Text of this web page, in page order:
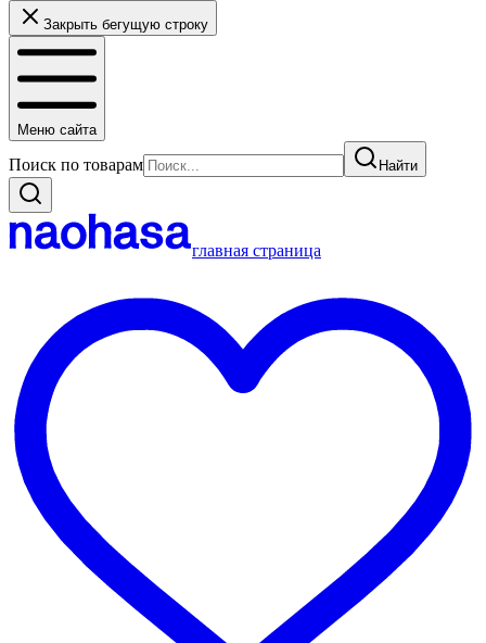
Закрыть бегущую строку
Меню сайта
Поиск по товарам Найти
главная страница